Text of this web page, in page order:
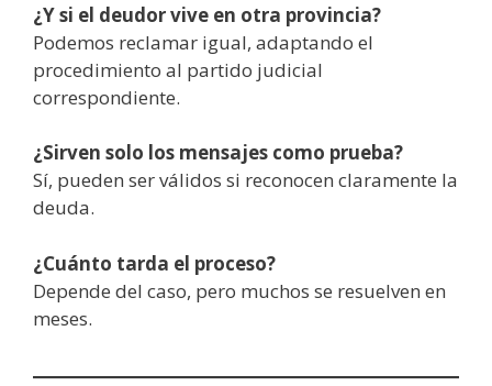
¿Y si el deudor vive en otra provincia?
Podemos reclamar igual, adaptando el
procedimiento al partido judicial
correspondiente.
¿Sirven solo los mensajes como prueba?
Sí, pueden ser válidos si reconocen claramente la
deuda.
¿Cuánto tarda el proceso?
Depende del caso, pero muchos se resuelven en
meses.